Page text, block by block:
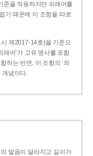
준을 적용하지만 외래어를
기 때문에 이 조항을 따로
제2017-14호)을 기준으
래어’가 고유 명사를 포함
하는 반면, 이 조항의 ‘외
개념이다.
발음이 달라지고 길이가